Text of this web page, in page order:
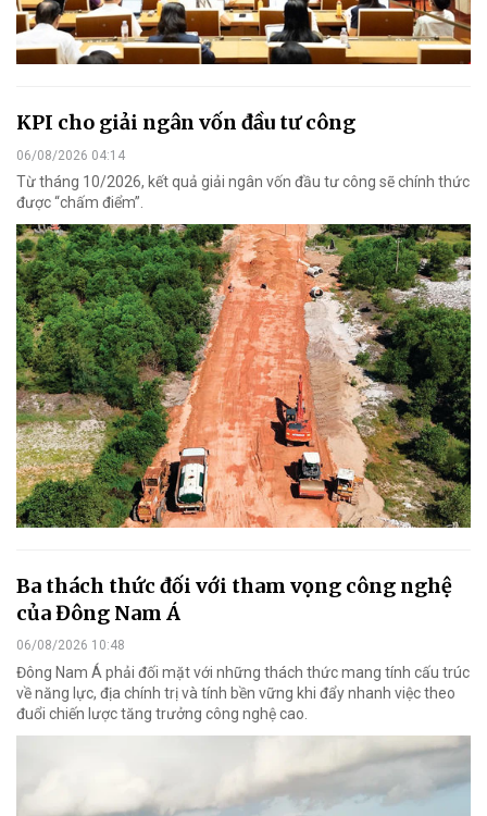
KPI cho giải ngân vốn đầu tư công
06/08/2026 04:14
Từ tháng 10/2026, kết quả giải ngân vốn đầu tư công sẽ chính thức
được “chấm điểm”.
Ba thách thức đối với tham vọng công nghệ
của Đông Nam Á
06/08/2026 10:48
Đông Nam Á phải đối mặt với những thách thức mang tính cấu trúc
về năng lực, địa chính trị và tính bền vững khi đẩy nhanh việc theo
đuổi chiến lược tăng trưởng công nghệ cao.